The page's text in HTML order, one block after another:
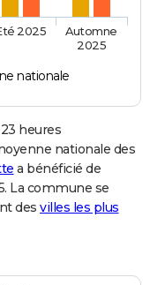
nationale
2025
Automne
2025
heures
nationale des
a bénéficié de
La commune se
des villes les plus